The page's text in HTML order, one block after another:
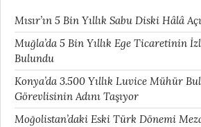
Mısır’ın 5 Bin Yıllık Sabu Diski Hâlâ
Muğla’da 5 Bin Yıllık Ege Ticaretinin
Bulundu
Konya’da 3.500 Yıllık Luvice Mühür
Görevlisinin Adını Taşıyor
Moğolistan’daki Eski Türk Dönemi